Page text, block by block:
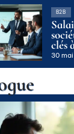
B2B
clés
30